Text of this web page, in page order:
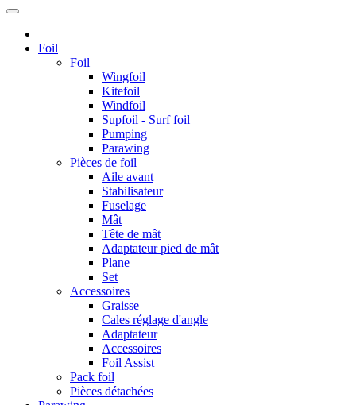
Foil
Foil
Wingfoil
Kitefoil
Windfoil
Supfoil - Surf foil
Pumping
Parawing
Pièces de foil
Aile avant
Stabilisateur
Fuselage
Mât
Tête de mât
Adaptateur pied de mât
Plane
Set
Accessoires
Graisse
Cales réglage d'angle
Adaptateur
Accessoires
Foil Assist
Pack foil
Pièces détachées